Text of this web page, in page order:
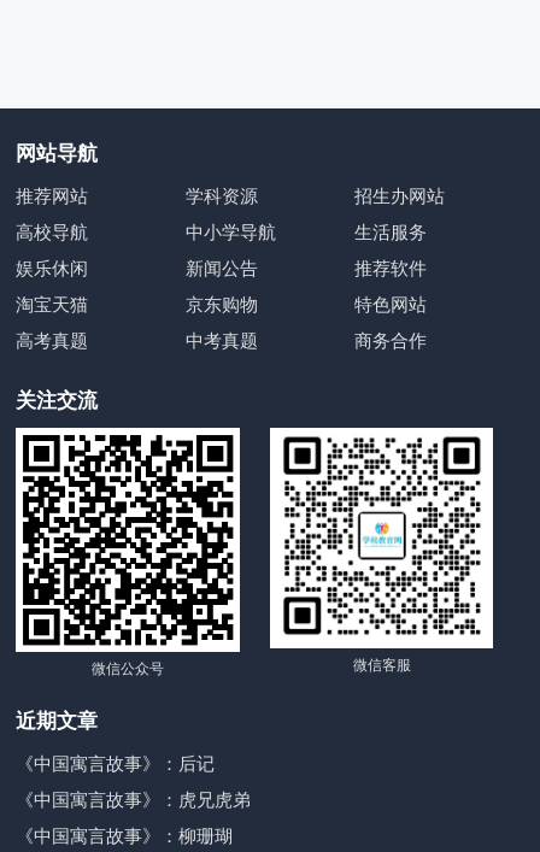
网站导航
推荐网站 学科资源
招生办网站
高校导航
中小学导航
生活服务
娱乐休闲
新闻公告
推荐软件
淘宝天猫
京东购物
特色网站
高考真题
中考真题 商务合作
关注交流
微信公众号 微信客服
近期文章
《中国寓言故事》：后记
《中国寓言故事》：虎兄虎弟
《中国寓言故事》：柳珊瑚